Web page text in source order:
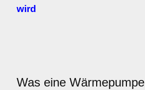
wird
Was eine Wärmepumpe